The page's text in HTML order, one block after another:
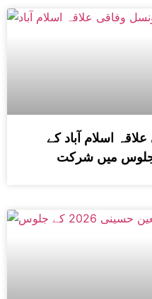
اسلام آباد کے
میں شرکت